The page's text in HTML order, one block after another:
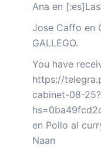
Ana en
Jose Caffo en
GALLEGO.
You have
https://
cabinet-08-25?
en Pollo al
Naan